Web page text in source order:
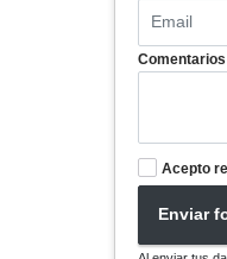
Comentarios
Acepto
Enviar